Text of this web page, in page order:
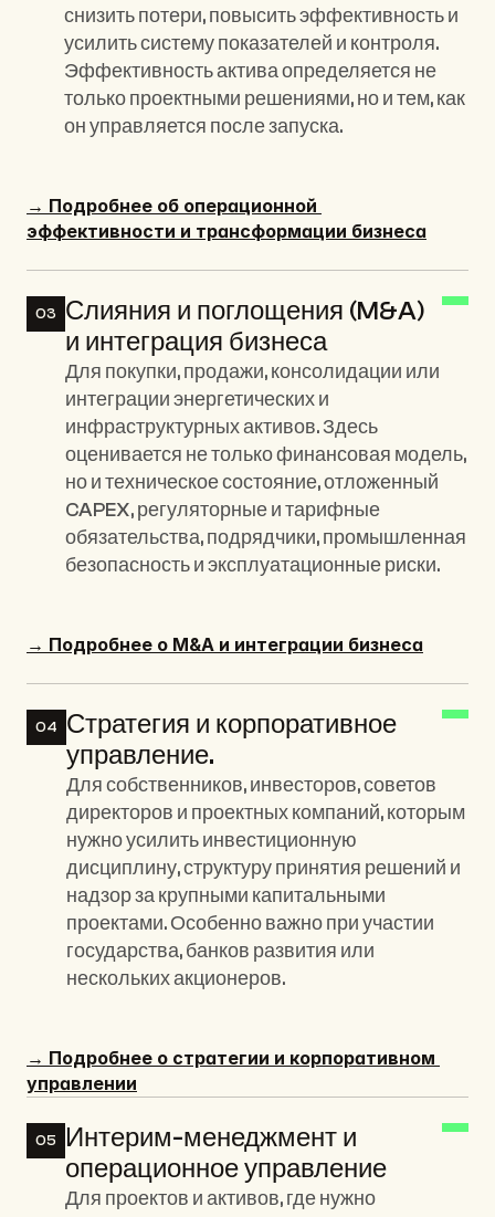
снизить потери, повысить эффективность и
усилить систему показателей и контроля.
Эффективность актива определяется не
только проектными решениями, но и тем, как
он управляется после запуска.
→ Подробнее об операционной
эффективности и трансформации бизнеса
03
Слияния и поглощения (M&A)
и интеграция бизнеса
Для покупки, продажи, консолидации или
интеграции энергетических и
инфраструктурных активов. Здесь
оценивается не только финансовая модель,
но и техническое состояние, отложенный
CAPEX, регуляторные и тарифные
обязательства, подрядчики, промышленная
безопасность и эксплуатационные риски.
→ Подробнее о M&A и интеграции бизнеса
04
Стратегия и корпоративное
управление.
Для собственников, инвесторов, советов
директоров и проектных компаний, которым
нужно усилить инвестиционную
дисциплину, структуру принятия решений и
надзор за крупными капитальными
проектами. Особенно важно при участии
государства, банков развития или
нескольких акционеров.
→ Подробнее о стратегии и корпоративном
управлении
05
Интерим-менеджмент и
операционное управление
Для проектов и активов, где нужно